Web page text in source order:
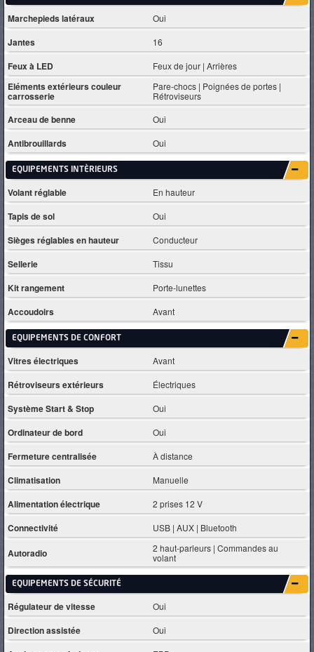
Marchepieds latéraux Oui
Jantes 16
Feux à LED Feux de jour | Arrières
Eléments extérieurs couleur
carrosserie
Pare-chocs | Poignées de portes |
Rétroviseurs
Arceau de benne Oui
Antibrouillards Oui
EQUIPEMENTS INTÈRIEURS
Volant réglable En hauteur
Tapis de sol Oui
Sièges réglables en hauteur Conducteur
Sellerie Tissu
Kit rangement Porte-lunettes
Accoudoirs Avant
EQUIPEMENTS DE CONFORT
Vitres électriques Avant
Rétroviseurs extérieurs Électriques
Système Start & Stop Oui
Ordinateur de bord Oui
Fermeture centralisée À distance
Climatisation Manuelle
Alimentation électrique 2 prises 12 V
Connectivité USB | AUX | Bluetooth
Autoradio
2 haut-parleurs | Commandes au
volant
EQUIPEMENTS DE SÉCURITÉ
Régulateur de vitesse Oui
Direction assistée Oui